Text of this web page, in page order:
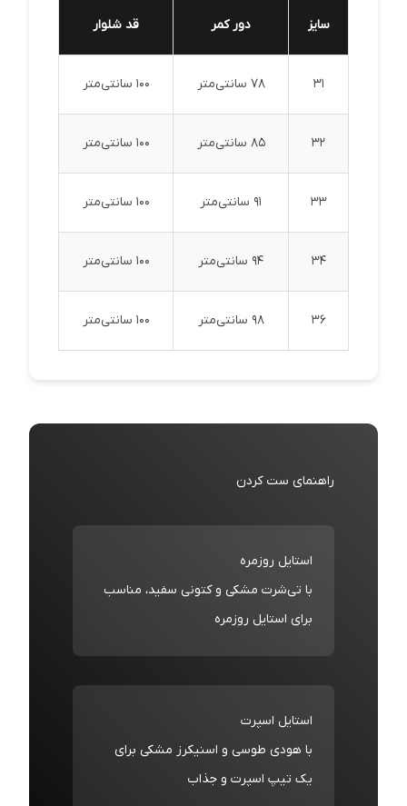
سایز دور کمر قد شلوار
31 78 سانتی‌متر 100 سانتی‌متر
32 85 سانتی‌متر 100 سانتی‌متر
33 91 سانتی‌متر 100 سانتی‌متر
34 94 سانتی‌متر 100 سانتی‌متر
36 98 سانتی‌متر 100 سانتی‌متر
راهنمای ست کردن
استایل روزمره
با تی‌شرت مشکی و کتونی سفید، مناسب
برای استایل روزمره
استایل اسپرت
با هودی طوسی و اسنیکرز مشکی برای
یک تیپ اسپرت و جذاب